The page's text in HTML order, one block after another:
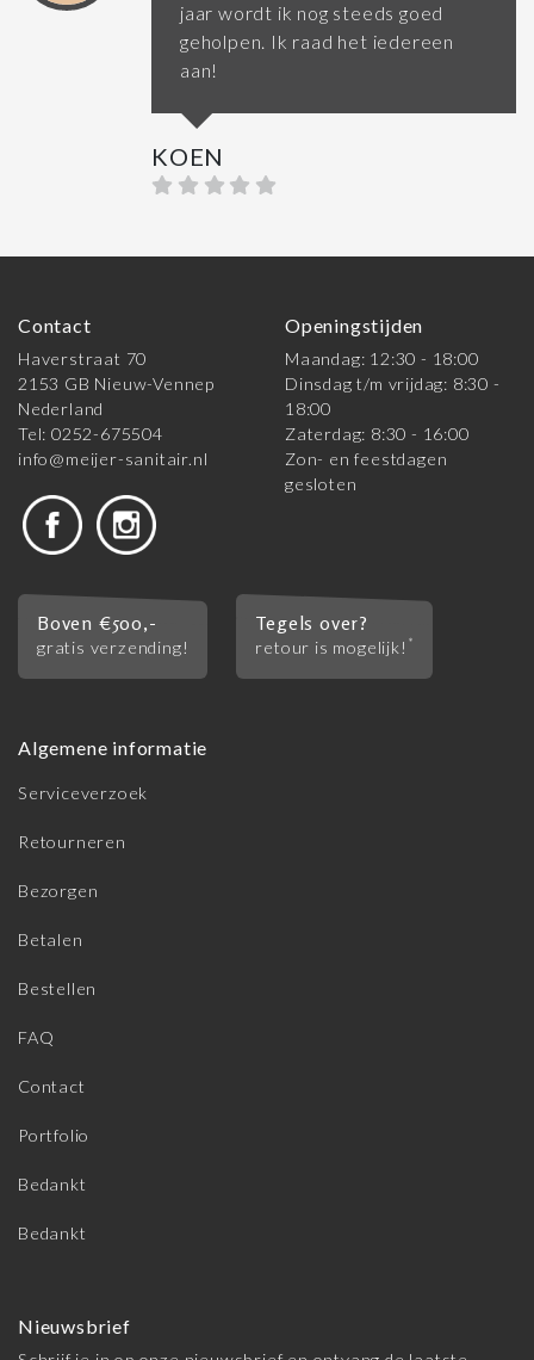
jaar wordt ik nog steeds goed
geholpen. Ik raad het iedereen
aan!
KOEN
Contact
Haverstraat 70
2153 GB Nieuw-Vennep
Nederland
Tel: 0252-675504
info@meijer-sanitair.nl
Openingstijden
Maandag: 12:30 - 18:00
Dinsdag t/m vrijdag: 8:30 -
18:00
Zaterdag: 8:30 - 16:00
Zon- en feestdagen
gesloten
Boven €500,-
gratis verzending!
Tegels over?
retour is mogelijk! *
Algemene informatie
Serviceverzoek
Retourneren
Bezorgen
Betalen
Bestellen
FAQ
Contact
Portfolio
Bedankt
Bedankt
Nieuwsbrief